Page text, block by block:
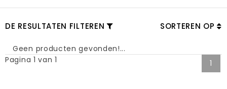
DE RESULTATEN FILTEREN SORTEREN OP
Geen producten gevonden!...
Pagina 1 van 1
1